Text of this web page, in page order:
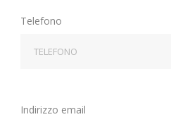
Telefono
Indirizzo email